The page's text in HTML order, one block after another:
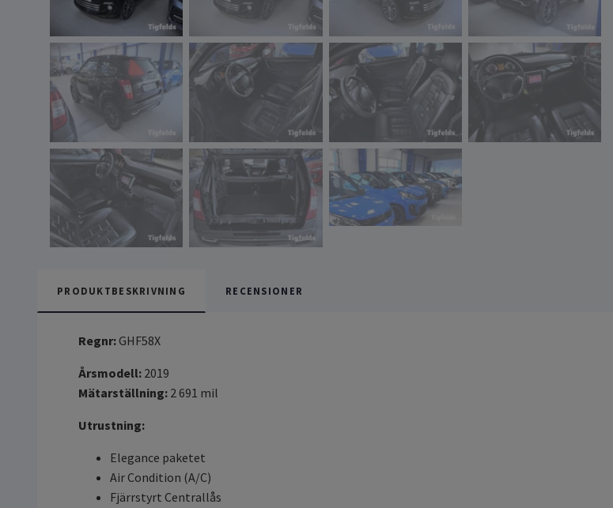
PRODUKTBESKRIVNING RECENSIONER
Regnr:GHF58X
Årsmodell: 2019
Mätarställning: 2 691 mil
Utrustning:
Elegance paketet
Air Condition (A/C)
Fjärrstyrt Centrallås